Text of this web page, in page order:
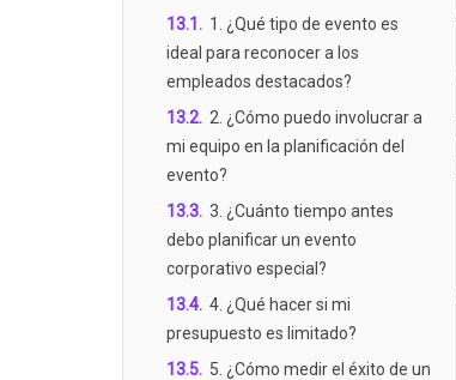
13.1 . 1. ¿Qué tipo de evento es
ideal para reconocer a los
empleados destacados?
13.2. 2. ¿Cómo puedo involucrar a
mi equipo en la planificación del
evento?
13.3. 3. ¿Cuánto tiempo antes
debo planificar un evento
corporativo especial?
13.4. 4. ¿Qué hacer si mi
presupuesto es limitado?
13.5. 5. ¿Cómo medir el éxito de un